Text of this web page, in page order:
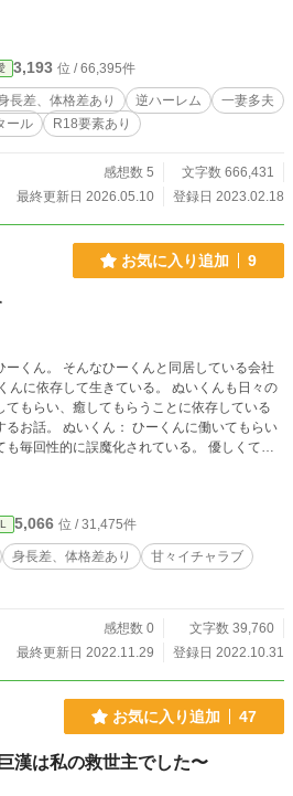
3,193 位 / 66,395件
長差、体格差あり 逆ハーレム
一妻多夫
ール R18要素あり
感想数 5
文字数 666,431
最終更新日 2026.05.10
登録日 2023.02.18
お気に入り追加 9
くん。 そんなひーくんと同居している会社
もらい、癒してもらうことに依存している
に働いてもらい
毎回性的に誤魔化されている。 優しくて
い願望も持っている。 ひーくん： ゲ
好き。 あわよくばぬいくんを監禁したいと
人。 あくまで予定なので、なかったことにさ
5,066 位 / 31,475件
身長差、体格差あり
甘々イチャラブ
感想数 0
文字数 39,760
最終更新日 2022.11.29
登録日 2022.10.31
お気に入り追加 47
漢は私の救世主でした〜